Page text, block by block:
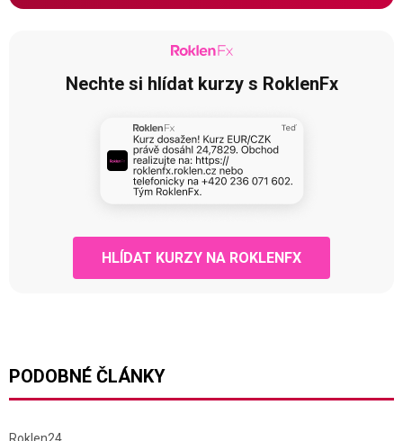
Nechte si hlídat kurzy s RoklenFx
HLÍDAT KURZY NA ROKLENFX
PODOBNÉ ČLÁNKY
Roklen24